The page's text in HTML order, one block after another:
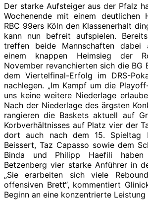
Der starke Aufsteiger aus der Pfalz
Wochenende mit einem deutlichen
RBC 99ers Köln den Klassenerhalt
kann nun befreit aufspielen.
treffen beide Mannschaften dabei
einem knappen Heimsieg der
November revanchierten sich die BG
dem Viertelfinal-Erfolg im DRS-
nachlegen. „Im Kampf um die
uns keine weitere Niederlage
Nach der Niederlage des ärgsten
rangieren die Baskets aktuell auf
Korbverhältnisses auf Platz vier der
dort auch nach dem 15. Spieltag
Beissert, Taz Capasso sowie dem
Binda und Philipp Haefili
Betzenberg vier starke Anführer in
„Sie erarbeiten sich viele
offensiven Brett“, kommentiert
Beginn an eine konzentrierte Leistung